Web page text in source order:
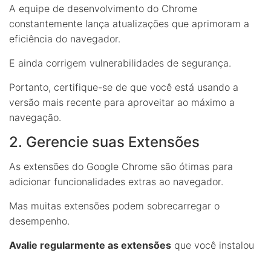
A equipe de desenvolvimento do Chrome
constantemente lança atualizações que aprimoram a
eficiência do navegador.
E ainda corrigem vulnerabilidades de segurança.
Portanto, certifique-se de que você está usando a
versão mais recente para aproveitar ao máximo a
navegação.
2. Gerencie suas Extensões
As extensões do Google Chrome são ótimas para
adicionar funcionalidades extras ao navegador.
Mas muitas extensões podem sobrecarregar o
desempenho.
Avalie regularmente as extensões que você instalou